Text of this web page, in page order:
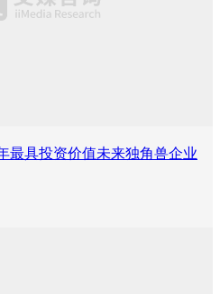
最具投资价值未来独角兽企业